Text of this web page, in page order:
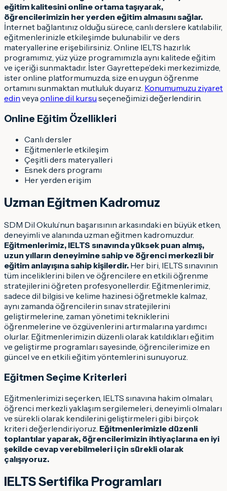
eğitim kalitesini online ortama taşıyarak,
öğrencilerimizin her yerden eğitim almasını sağlar.
İnternet bağlantınız olduğu sürece, canlı derslere katılabilir,
eğitmenlerinizle etkileşimde bulunabilir ve ders
materyallerine erişebilirsiniz. Online IELTS hazırlık
programımız, yüz yüze programımızla aynı kalitede eğitim
ve içeriği sunmaktadır. İster Gayrettepe’deki merkezimizde,
ister online platformumuzda, size en uygun öğrenme
ortamını sunmaktan mutluluk duyarız. Konumumuzu ziyaret
edin veyaonline dil kursu seçeneğimizi değerlendirin.
Online Eğitim Özellikleri
Canlı dersler
Eğitmenlerle etkileşim
Çeşitli ders materyalleri
Esnek ders programı
Her yerden erişim
Uzman Eğitmen Kadromuz
SDM Dil Okulu’nun başarısının arkasındaki en büyük etken,
deneyimli ve alanında uzman eğitmen kadromuzdur.
Eğitmenlerimiz, IELTS sınavında yüksek puan almış,
uzun yılların deneyimine sahip ve öğrenci merkezli bir
eğitim anlayışına sahip kişilerdir. Her biri, IELTS sınavının
tüm inceliklerini bilen ve öğrencilere en etkili öğrenme
stratejilerini öğreten profesyonellerdir. Eğitmenlerimiz,
sadece dil bilgisi ve kelime hazinesi öğretmekle kalmaz,
aynı zamanda öğrencilerin sınav stratejilerini
geliştirmelerine, zaman yönetimi tekniklerini
öğrenmelerine ve özgüvenlerini artırmalarına yardımcı
olurlar. Eğitmenlerimizin düzenli olarak katıldıkları eğitim
ve geliştirme programları sayesinde, öğrencilerimize en
güncel ve en etkili eğitim yöntemlerini sunuyoruz.
Eğitmen Seçime Kriterleri
Eğitmenlerimizi seçerken, IELTS sınavına hakim olmaları,
öğrenci merkezli yaklaşım sergilemeleri, deneyimli olmaları
ve sürekli olarak kendilerini geliştirmeleri gibi birçok
kriteri değerlendiriyoruz. Eğitmenlerimizle düzenli
toplantılar yaparak, öğrencilerimizin ihtiyaçlarına en iyi
şekilde cevap verebilmeleri için sürekli olarak
çalışıyoruz.
IELTS Sertifika Programları